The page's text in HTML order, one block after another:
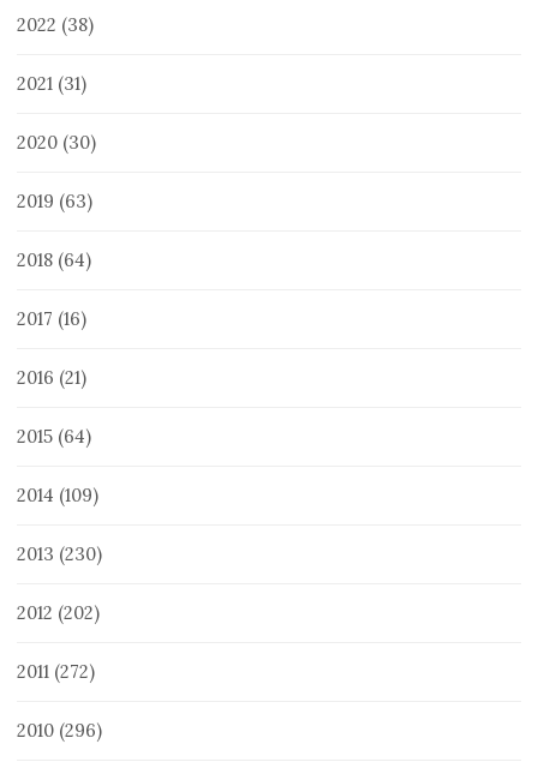
2022 (38)
2021 (31)
2020 (30)
2019 (63)
2018 (64)
2017 (16)
2016 (21)
2015 (64)
2014 (109)
2013 (230)
2012 (202)
2011 (272)
2010 (296)